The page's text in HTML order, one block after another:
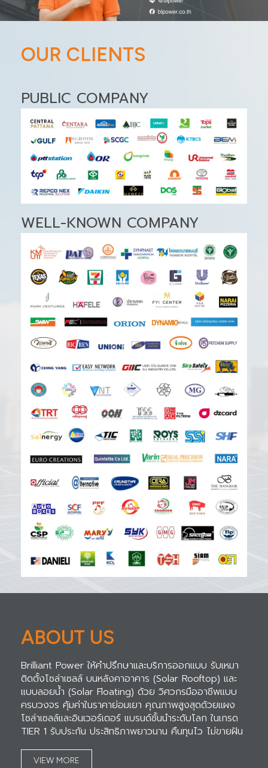
OUR CLIENTS
PUBLIC COMPANY
WELL-KNOWN COMPANY
ABOUT US
Brilliant Power ให้คำปรึกษาและบริการออกแบบ รับเหมา
ติดตั้งโซล่าเซลล์ บนหลังคาอาคาร (Solar Rooftop) และ
แบบลอยน้ำ (Solar Floating) ด้วย วิศวกรมืออาชีพแบบ
ครบวงจร คุ้มค่าในราคาย่อมเยา คุณภาพสูงสุดด้วยแผง
โซล่าเซลล์และอินเวอร์เตอร์ แบรนด์ชั้นนำระดับโลก ในเกรด
TIER 1 รับประกัน ประสิทธิภาพยาวนาน คืนทุนไว ไม่ขายฝัน
VIEW MORE